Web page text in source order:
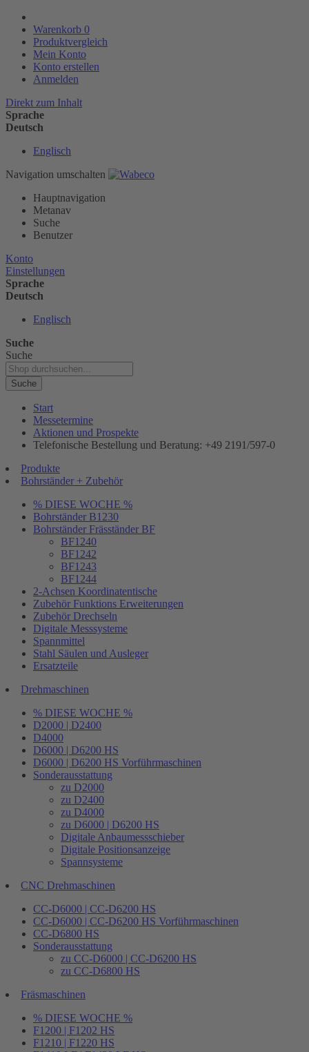
Warenkorb 0
Produktvergleich
Mein Konto
Konto erstellen
Anmelden
Direkt zum Inhalt
Sprache
Deutsch
Englisch
Navigation umschalten
Hauptnavigation
Metanav
Suche
Benutzer
Konto
Einstellungen
Sprache
Deutsch
Englisch
Suche
Suche
Suche
Start
Messetermine
Aktionen und Prospekte
Telefonische Bestellung und Beratung: +49 2191/597-0
Produkte
Bohrständer + Zubehör
% DIESE WOCHE %
Bohrständer B1230
Bohrständer Fräsständer BF
BF1240
BF1242
BF1243
BF1244
2-Achsen Koordinatentische
Zubehör Funktions Erweiterungen
Zubehör Drechseln
Digitale Messsysteme
Spannmittel
Stahl Säulen und Ausleger
Ersatzteile
Drehmaschinen
% DIESE WOCHE %
D2000 | D2400
D4000
D6000 | D6200 HS
D6000 | D6200 HS Vorführmaschinen
Sonderausstattung
zu D2000
zu D2400
zu D4000
zu D6000 | D6200 HS
Digitale Anbaumessschieber
Digitale Positionsanzeige
Spannsysteme
CNC Drehmaschinen
CC-D6000 | CC-D6200 HS
CC-D6000 | CC-D6200 HS Vorführmaschinen
CC-D6800 HS
Sonderausstattung
zu CC-D6000 | CC-D6200 HS
zu CC-D6800 HS
Fräsmaschinen
% DIESE WOCHE %
F1200 | F1202 HS
F1210 | F1220 HS